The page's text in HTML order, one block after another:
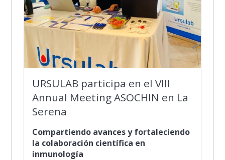
URSULAB participa en el VIII
Annual Meeting ASOCHIN en La
Serena
Compartiendo avances y fortaleciendo
la colaboración científica en
inmunología